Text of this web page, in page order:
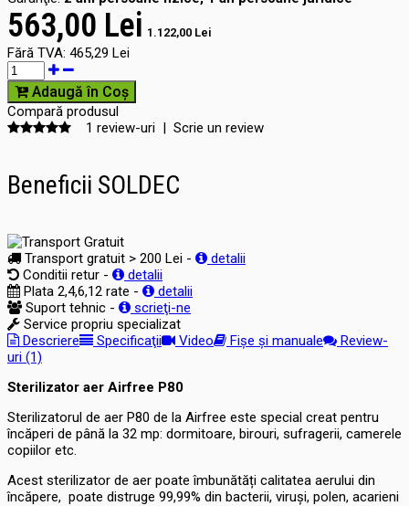
563,00 Lei 1.122,00 Lei
Fără TVA: 465,29 Lei
Adaugă în Coş
Compară produsul
1 review-uri | Scrie un review
Beneficii SOLDEC
Transport gratuit > 200 Lei -
detalii
Conditii retur -
detalii
Plata 2,4,6,12 rate -
detalii
Suport tehnic -
scrieţi-ne
Service propriu specializat
Descriere
Specificaţii Video Fișe și manuale
Review-
uri (1)
Sterilizator aer Airfree P80
Sterilizatorul de aer P80 de la Airfree este special creat pentru
încăperi de până la 32 mp: dormitoare, birouri, sufragerii, camerele
copiilor etc.
Acest sterilizator de aer poate îmbunătăți calitatea aerului din
încăpere, poate distruge 99,99% din bacterii, viruși, polen, acarieni